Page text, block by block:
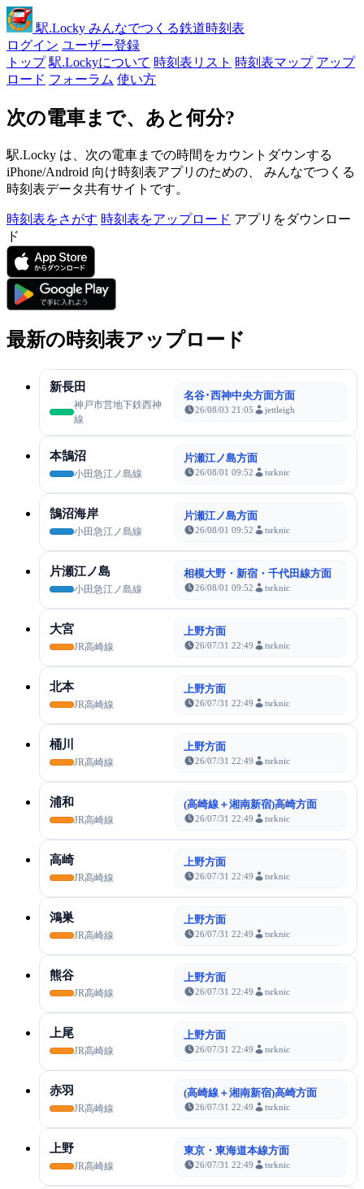
駅.Locky みんなでつくる鉄道時刻表
ログイン ユーザー登録
トップ 駅.Lockyについて 時刻表リスト 時刻表マップ アップ
ロード フォーラム 使い方
次の電車まで、あと何分?
駅.Locky は、次の電車までの時間をカウントダウンする
iPhone/Android 向け時刻表アプリのための、 みんなでつくる
時刻表データ共有サイトです。
時刻表をさがす 時刻表をアップロード アプリをダウンロー
ド
最新の時刻表アップロード
新長田
神戸市営地下鉄西神
線
名谷･西神中央方面方面
26/08/03 21:05 jettleigh
本鵠沼
小田急江ノ島線
片瀬江ノ島方面
26/08/01 09:52 tsrknic
鵠沼海岸
小田急江ノ島線
片瀬江ノ島方面
26/08/01 09:52 tsrknic
片瀬江ノ島
小田急江ノ島線
相模大野・新宿・千代田線方面
26/08/01 09:52 tsrknic
大宮
JR高崎線
上野方面
26/07/31 22:49 tsrknic
北本
JR高崎線
上野方面
26/07/31 22:49 tsrknic
桶川
JR高崎線
上野方面
26/07/31 22:49 tsrknic
浦和
JR高崎線
(高崎線＋湘南新宿)高崎方面
26/07/31 22:49 tsrknic
高崎
JR高崎線
上野方面
26/07/31 22:49 tsrknic
鴻巣
JR高崎線
上野方面
26/07/31 22:49 tsrknic
熊谷
JR高崎線
上野方面
26/07/31 22:49 tsrknic
上尾
JR高崎線
上野方面
26/07/31 22:49 tsrknic
赤羽
JR高崎線
(高崎線＋湘南新宿)高崎方面
26/07/31 22:49 tsrknic
上野
JR高崎線
東京・東海道本線方面
26/07/31 22:49 tsrknic